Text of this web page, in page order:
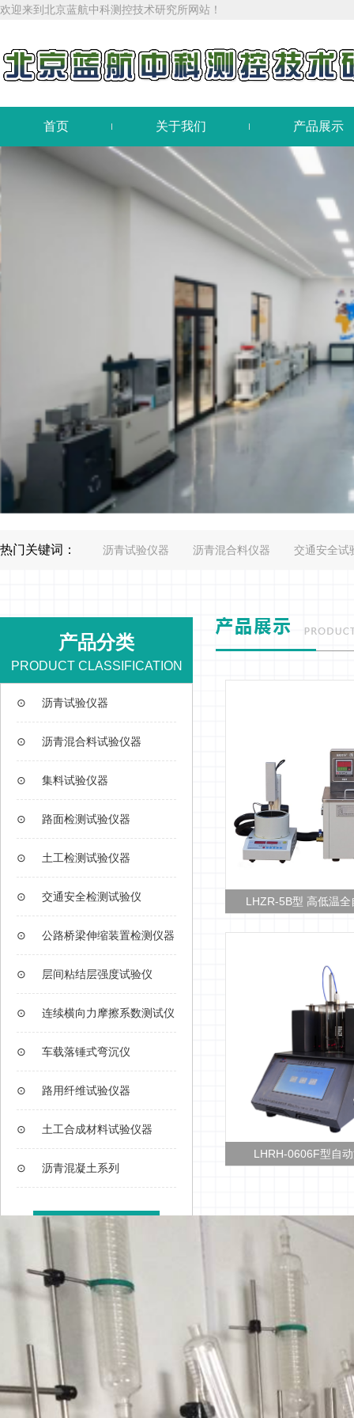
欢迎来到北京蓝航中科测控技术研究所网站！
首页 关于我们 产品展示
热门关键词： 沥青试验仪器 沥青混合料仪器 交通安全试
产品分类
PRODUCT CLASSIFICATION
⊙ 沥青试验仪器
⊙ 沥青混合料试验仪器
⊙ 集料试验仪器
⊙ 路面检测试验仪器
⊙ 土工检测试验仪器
⊙ 交通安全检测试验仪
⊙ 公路桥梁伸缩装置检测仪器
⊙ 层间粘结层强度试验仪
⊙ 连续横向力摩擦系数测试仪
⊙ 车载落锤式弯沉仪
⊙ 路用纤维试验仪器
⊙ 土工合成材料试验仪器
⊙ 沥青混凝土系列
查看更多>>
电脑沥青针入度测定仪 LHZR-5B型 高低温全自动沥青
LHRH-0606F型自动沥青软化